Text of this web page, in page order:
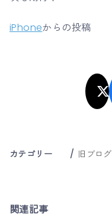
iPhoneからの投稿
カテゴリー 旧ブログ
関連記事